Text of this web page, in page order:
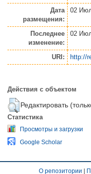
Дата
размещения:
02
Последнее
изменение:
02
URI: http://
Действия с объектом
Редактировать
Статистика
Просмотры и загрузки
Google Scholar
О репозитории |